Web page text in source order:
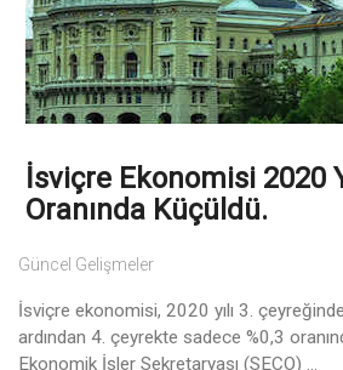
İsviçre Ekonomisi 2020
Oranında Küçüldü.
Güncel Gelişmeler
İsviçre ekonomisi, 2020 yılı 3.
ardından 4. çeyrekte sadece %0,3
Ekonomik İşler Sekretaryası (SECO) ...